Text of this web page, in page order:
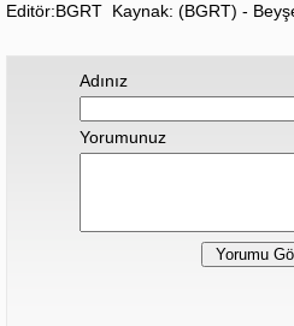
Editör:BGRT Kaynak: (BGRT) -
Adınız
Yorumunuz